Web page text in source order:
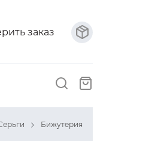
заказ
Бижутерия